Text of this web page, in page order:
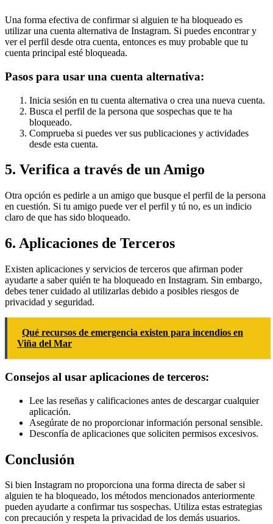
Una forma efectiva de confirmar si alguien te ha bloqueado es
utilizar una cuenta alternativa de Instagram. Si puedes encontrar y
ver el perfil desde otra cuenta, entonces es muy probable que tu
cuenta principal esté bloqueada.
Pasos para usar una cuenta alternativa:
Inicia sesión en tu cuenta alternativa o crea una nueva cuenta.
Busca el perfil de la persona que sospechas que te ha
bloqueado.
Comprueba si puedes ver sus publicaciones y actividades
desde esta cuenta.
5. Verifica a través de un Amigo
Otra opción es pedirle a un amigo que busque el perfil de la persona
en cuestión. Si tu amigo puede ver el perfil y tú no, es un indicio
claro de que has sido bloqueado.
6. Aplicaciones de Terceros
Existen aplicaciones y servicios de terceros que afirman poder
ayudarte a saber quién te ha bloqueado en Instagram. Sin embargo,
debes tener cuidado al utilizarlas debido a posibles riesgos de
privacidad y seguridad.
Qué recursos de emergencia existen para incendios en
Viña del Mar
Consejos al usar aplicaciones de terceros:
Lee las reseñas y calificaciones antes de descargar cualquier
aplicación.
Asegúrate de no proporcionar información personal sensible.
Desconfía de aplicaciones que soliciten permisos excesivos.
Conclusión
Si bien Instagram no proporciona una forma directa de saber si
alguien te ha bloqueado, los métodos mencionados anteriormente
pueden ayudarte a confirmar tus sospechas. Utiliza estas estrategias
con precaución y respeta la privacidad de los demás usuarios.